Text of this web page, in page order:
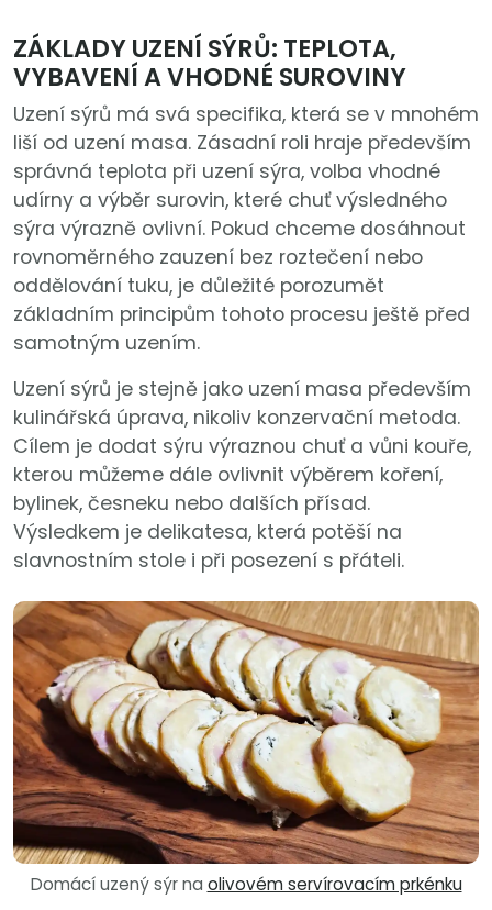
ZÁKLADY UZENÍ SÝRŮ: TEPLOTA,
VYBAVENÍ A VHODNÉ SUROVINY
Uzení sýrů má svá specifika, která se v mnohém
liší od uzení masa. Zásadní roli hraje především
správná teplota při uzení sýra, volba vhodné
udírny a výběr surovin, které chuť výsledného
sýra výrazně ovlivní. Pokud chceme dosáhnout
rovnoměrného zauzení bez roztečení nebo
oddělování tuku, je důležité porozumět
základním principům tohoto procesu ještě před
samotným uzením.
Uzení sýrů je stejně jako uzení masa především
kulinářská úprava, nikoliv konzervační metoda.
Cílem je dodat sýru výraznou chuť a vůni kouře,
kterou můžeme dále ovlivnit výběrem koření,
bylinek, česneku nebo dalších přísad.
Výsledkem je delikatesa, která potěší na
slavnostním stole i při posezení s přáteli.
Domácí uzený sýr na olivovém servírovacím prkénku